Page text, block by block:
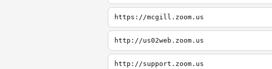
https://mcgill.zoom.us
http://us02web.zoom.us
http://support.zoom.us